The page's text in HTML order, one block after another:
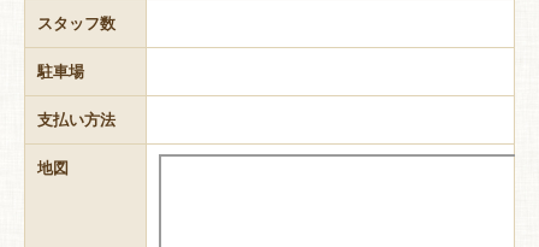
スタッフ数
駐車場
支払い方法
地図